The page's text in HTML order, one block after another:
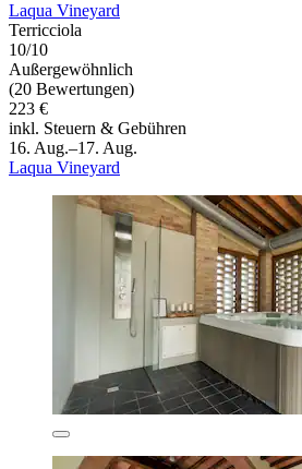
Laqua Vineyard
Terricciola
10/10
Außergewöhnlich
(20 Bewertungen)
223 €
inkl. Steuern & Gebühren
16. Aug.–17. Aug.
Laqua Vineyard